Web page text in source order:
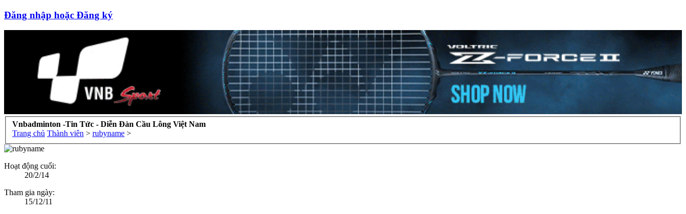
Đăng nhập hoặc Đăng ký
Vnbadminton -Tin Tức - Diễn Đàn Cầu Lông Việt Nam
Trang chủ Thành viên > rubyname >
Hoạt động cuối:
20/2/14
Tham gia ngày:
15/12/11